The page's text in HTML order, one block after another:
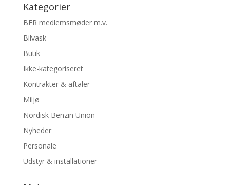
Kategorier
BFR medlemsmøder m.v.
Bilvask
Butik
Ikke-kategoriseret
Kontrakter & aftaler
Miljø
Nordisk Benzin Union
Nyheder
Personale
Udstyr & installationer